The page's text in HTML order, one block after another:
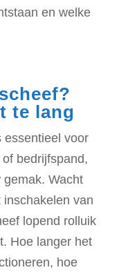
en welke
te lang
essentieel voor
bedrijfspand,
Wacht
van
lopend rolluik
Hoe langer het
hoe